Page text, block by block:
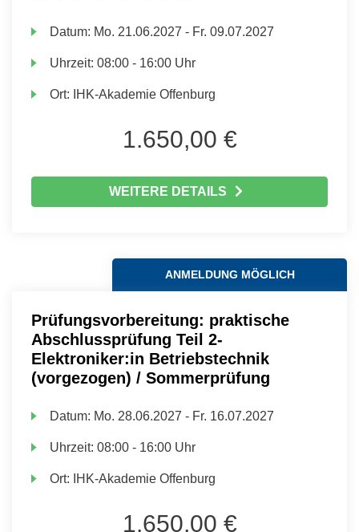
Datum: Mo. 21.06.2027 - Fr. 09.07.2027
Uhrzeit:08:00 - 16:00 Uhr
Ort: IHK-Akademie Offenburg
1.650,00 €
WEITERE DETAILS
ANMELDUNG MÖGLICH
Prüfungsvorbereitung: praktische
Abschlussprüfung Teil 2-
Elektroniker:in Betriebstechnik
(vorgezogen) / Sommerprüfung
Datum: Mo. 28.06.2027 - Fr. 16.07.2027
Uhrzeit:08:00 - 16:00 Uhr
Ort: IHK-Akademie Offenburg
1.650,00 €